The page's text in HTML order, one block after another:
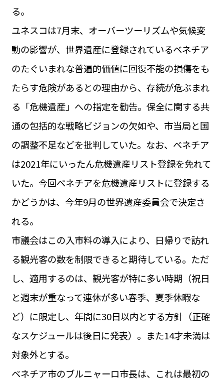
ビジネス・キャリア
INFOS PRATIQUES
TAG
タグ
#パリ
#お土産 #トリビア
#データで読み解くフランス
#フランスの教育制度
#アプリ
#いざという時に
#カルカッソンヌ Carcassonne
#サステナブル
#フランス生活
#レシピ #ビューティー
#コスメ
#アルザス地方
#フランスの地方 #フロマージュ
#おでかけ
サイトポリシー
る。
ユネスコは7月末、オーバーツーリズムや気候変
動の影響が、世界遺産に登録されているベネチア
のたぐいまれな普遍的価値に回復不能の損傷をも
たらす危険があるとの理由から、存続が危ぶまれ
る「危機遺産」への指定を勧告。保全に関する共
通の包括的な戦略ビジョンの欠如や、市当局と国
の調整不足などを批判していた。なお、ベネチア
は2021年にいったん危機遺産リスト登録を免れて
いた。今回ベネチアを危機遺産リストに登録する
かどうかは、今年9月の世界遺産委員会で決定さ
れる。
市議会はこの入市料の導入により、日帰りで訪れ
る観光客の数を制限できると期待している。ただ
し、適用するのは、観光客が特に多い時期（祝日
と週末が重なって連休が多い春季、夏季休暇な
ど）に限定し、年間に30日以内とする方針（正確
なスケジュールは後日に発表）。また14才未満は
対象外とする。
ベネチア市のブルニャーロ市長は、これは最初の